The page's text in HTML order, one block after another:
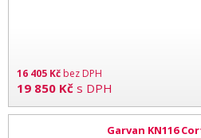
16 405 Kčbez DPH
19 850 Kč s DPH
Garvan KN116